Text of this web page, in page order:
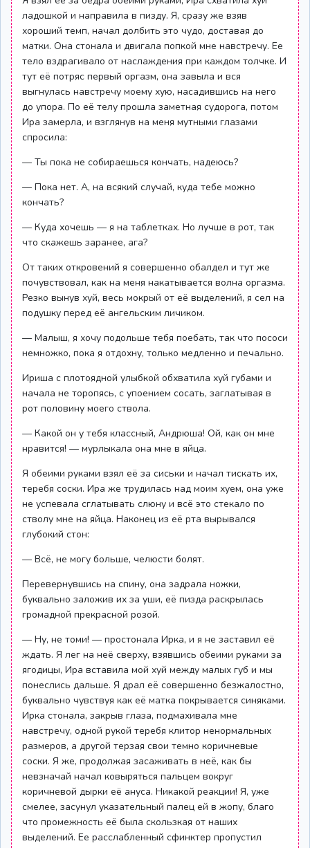
ладошкой и направила в пизду. Я, сразу же взяв
хороший темп, начал долбить это чудо, доставая до
матки. Она стонала и двигала попкой мне навстречу. Ее
тело вздрагивало от наслаждения при каждом толчке. И
тут её потряс первый оргазм, она завыла и вся
выгнулась навстречу моему хую, насадившись на него
до упора. По её телу прошла заметная судорога, потом
Ира замерла, и взглянув на меня мутными глазами
спросила:
— Ты пока не собираешься кончать, надеюсь?
— Пока нет. А, на всякий случай, куда тебе можно
кончать?
— Куда хочешь — я на таблетках. Но лучше в рот, так
что скажешь заранее, ага?
От таких откровений я совершенно обалдел и тут же
почувствовал, как на меня накатывается волна оргазма.
Резко вынув хуй, весь мокрый от её выделений, я сел на
подушку перед её ангельским личиком.
— Малыш, я хочу подольше тебя поебать, так что пососи
немножко, пока я отдохну, только медленно и печально.
Ириша с плотоядной улыбкой обхватила хуй губами и
начала не торопясь, с упоением сосать, заглатывая в
рот половину моего ствола.
— Какой он у тебя классный, Андрюша! Ой, как он мне
нравится! — мурлыкала она мне в яйца.
Я обеими руками взял её за сиськи и начал тискать их,
теребя соски. Ира же трудилась над моим хуем, она уже
не успевала сглатывать слюну и всё это стекало по
стволу мне на яйца. Наконец из её рта вырывался
глубокий стон:
— Всё, не могу больше, челюсти болят.
Перевернувшись на спину, она задрала ножки,
буквально заложив их за уши, её пизда раскрылась
громадной прекрасной розой.
— Ну, не томи! — простонала Ирка, и я не заставил её
ждать. Я лег на неё сверху, взявшись обеими руками за
ягодицы, Ира вставила мой хуй между малых губ и мы
понеслись дальше. Я драл её совершенно безжалостно,
буквально чувствуя как её матка покрывается синяками.
Ирка стонала, закрыв глаза, подмахивала мне
навстречу, одной рукой теребя клитор ненормальных
размеров, а другой терзая свои темно коричневые
соски. Я же, продолжая засаживать в неё, как бы
невзначай начал ковыряться пальцем вокруг
коричневой дырки её ануса. Никакой реакции! Я, уже
смелее, засунул указательный палец ей в жопу, благо
что промежность её была скользкая от наших
выделений. Ее расслабленный сфинктер пропустил